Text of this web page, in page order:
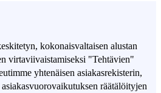
kokonaisvaltaisen alustan
virtaviivaistamiseksi "Tehtävien"
yhtenäisen asiakasrekisterin,
räätälöityjen